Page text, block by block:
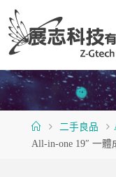
Skip
content
Home二手良品
All-in-one 19″ 一體